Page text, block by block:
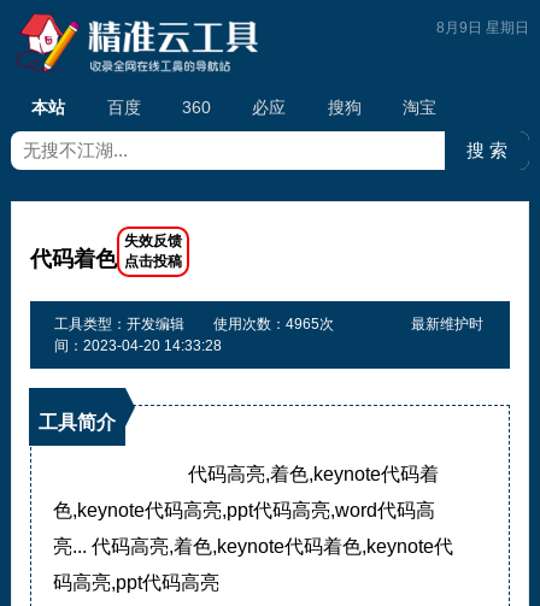
本站 百度 360 必应 搜狗 淘宝
8月9日 星期日
代码着色
工具类型：开发编辑 使用次数：4965次
最新维护时
间：2023-04-20 14:33:28
工具简介
代码高亮,着色,keynote代码着
色,keynote代码高亮,ppt代码高亮,word代码高
亮... 代码高亮,着色,keynote代码着色,keynote代
码高亮,ppt代码高亮